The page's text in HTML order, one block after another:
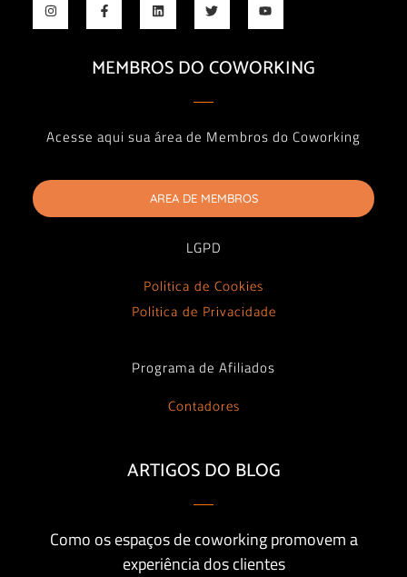
MEMBROS DO COWORKING
Acesse aqui sua área de Membros do Coworking
AREA DE MEMBROS
LGPD
Política de Cookies
Política de Privacidade
Programa de Afiliados
Contadores
ARTIGOS DO BLOG
Como os espaços de coworking promovem a
experiência dos clientes